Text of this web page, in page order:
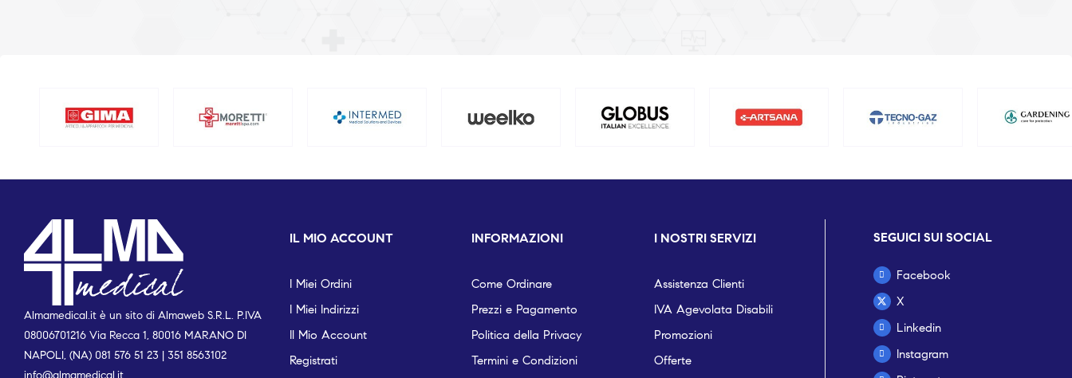
Almamedical.it è un sito di Almaweb S.R.L. P.IVA
08006701216 Via Recca 1, 80016 MARANO DI
NAPOLI, (NA) 081 576 51 23 | 351 8563102
IL MIO ACCOUNT
I Miei Ordini
I Miei Indirizzi
Il Mio Account
Registrati
INFORMAZIONI
Come Ordinare
Prezzi e Pagamento
Politica della Privacy
Termini e Condizioni
I NOSTRI SERVIZI
Assistenza Clienti
IVA Agevolata Disabili
Promozioni
Offerte
SEGUICI SUI SOCIAL
Facebook
X
Linkedin
Instagram